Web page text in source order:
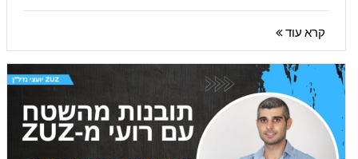
קרא עוד